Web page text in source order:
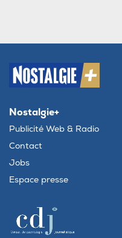
Nostalgie+
Publicité Web & Radio
Contact
Jobs
Espace presse